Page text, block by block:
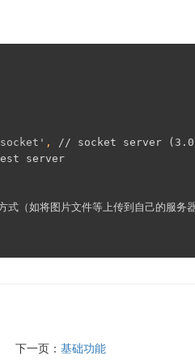
, // socket server (3.0
server
（如将图片文件等上传到自己的服务
下一页：基础功能